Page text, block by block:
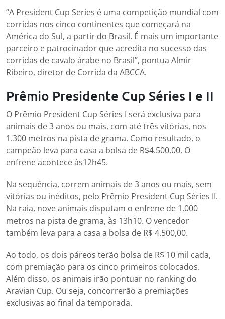
“A President Cup Series é uma competição mundial com
corridas nos cinco continentes que começará na
América do Sul, a partir do Brasil. É mais um importante
parceiro e patrocinador que acredita no sucesso das
corridas de cavalo árabe no Brasil”, pontua Almir
Ribeiro, diretor de Corrida da ABCCA.
Prêmio Presidente Cup Séries I e II
O Prêmio President Cup Séries I será exclusiva para
animais de 3 anos ou mais, com até três vitórias, nos
1.300 metros na pista de grama. Como resultado, o
campeão leva para casa a bolsa de R$4.500,00. O
enfrene acontece às12h45.
Na sequência, correm animais de 3 anos ou mais, sem
vitórias ou inéditos, pelo Prêmio President Cup Séries II.
Na raia, nove animais disputam o enfrene de 1.000
metros na pista de grama, às 13h10. O vencedor
também leva para a casa a bolsa de R$ 4.500,00.
Ao todo, os dois páreos terão bolsa de R$ 10 mil cada,
com premiação para os cinco primeiros colocados.
Além disso, os animais irão pontuar no ranking do
Aravian Cup. Ou seja, concorrerão a premiações
exclusivas ao final da temporada.